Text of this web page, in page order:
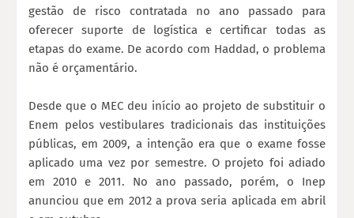
gestão de risco contratada no ano passado para
oferecer suporte de logística e certificar todas as
etapas do exame. De acordo com Haddad, o problema
não é orçamentário.
Desde que o MEC deu início ao projeto de substituir o
Enem pelos vestibulares tradicionais das instituições
públicas, em 2009, a intenção era que o exame fosse
aplicado uma vez por semestre. O projeto foi adiado
em 2010 e 2011. No ano passado, porém, o Inep
anunciou que em 2012 a prova seria aplicada em abril